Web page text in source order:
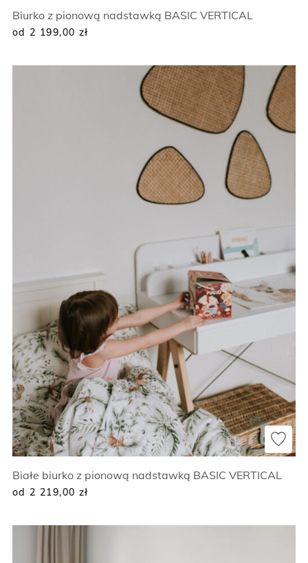
Biurko z pionową nadstawką BASIC VERTICAL
od 2 199,00 zł
Białe biurko z pionową nadstawką BASIC VERTICAL
od 2 219,00 zł